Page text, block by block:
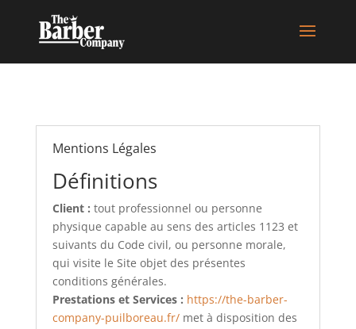
Mentions Légales
Définitions
Client : tout professionnel ou personne
physique capable au sens des articles 1123 et
suivants du Code civil, ou personne morale,
qui visite le Site objet des présentes
conditions générales.
Prestations et Services : https://the-barber-
company-puilboreau.fr/met à disposition des